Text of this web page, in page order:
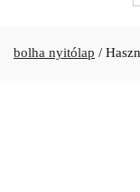
bolha nyitólap /